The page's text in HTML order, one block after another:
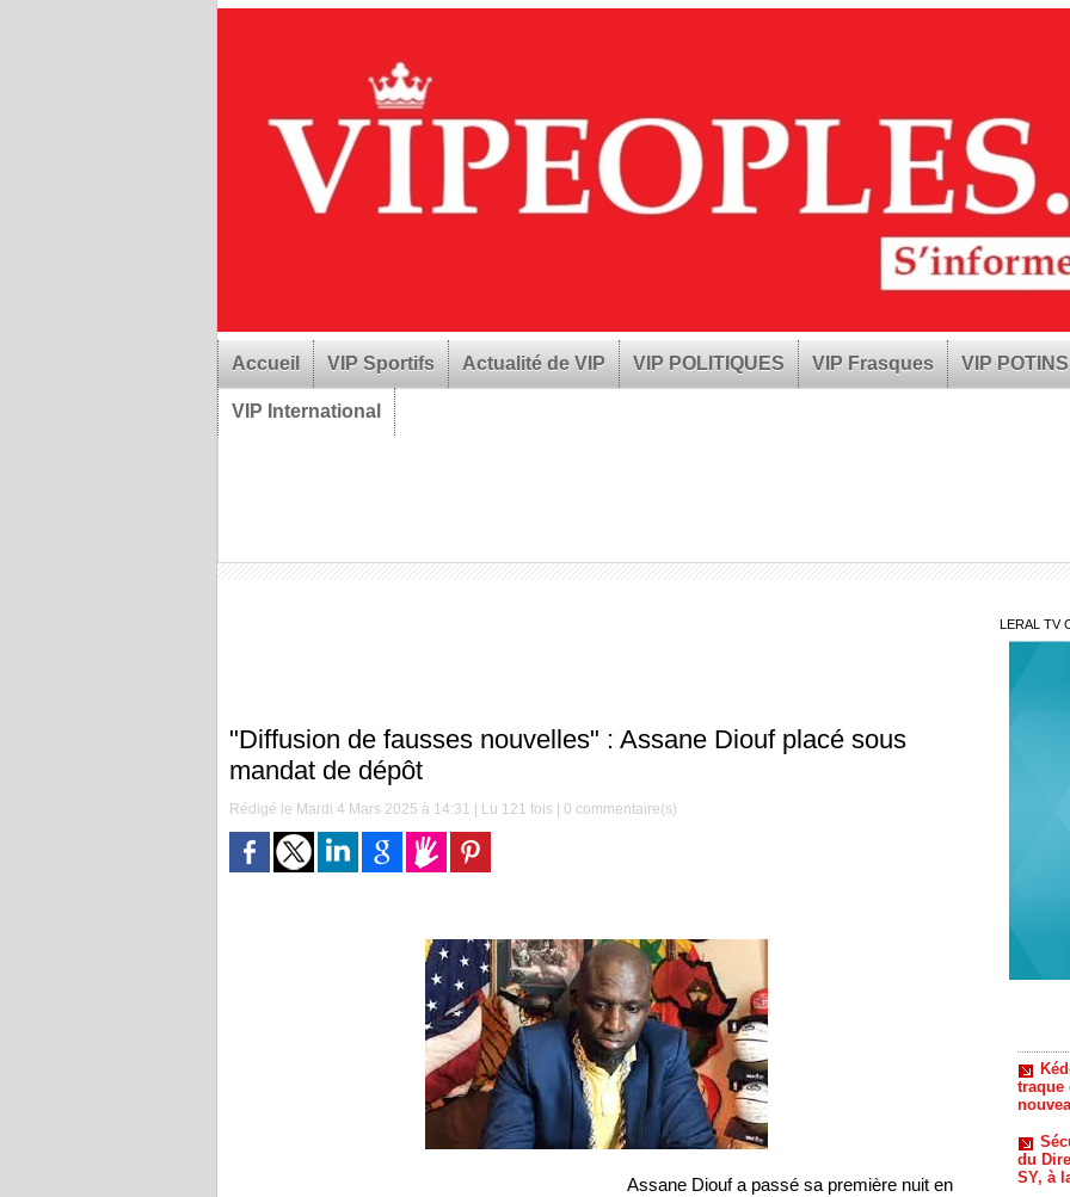
Accueil VIP Sportifs Actualité de VIP VIP POLITIQUES VIP Frasques VIP POTINS
VIP International
"Diffusion de fausses nouvelles" : Assane Diouf placé sous
mandat de dépôt
Rédigé le Mardi 4 Mars 2025 à 14:31 | Lu 121 fois | 0 commentaire(s)
Assane Diouf a passé sa première nuit en
LERAL TV
du
SY, à